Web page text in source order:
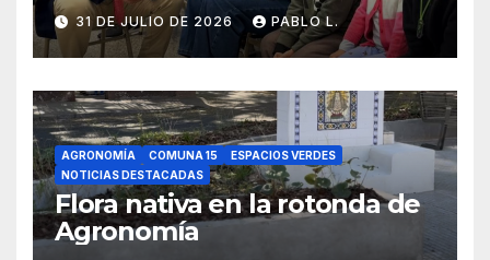
31 DE JULIO DE 2026 PABLO L.
AGRONOMÍA COMUNA 15
ESPACIOS VERDES
NOTICIAS DESTACADAS
Flora nativa en la rotonda de
Agronomía